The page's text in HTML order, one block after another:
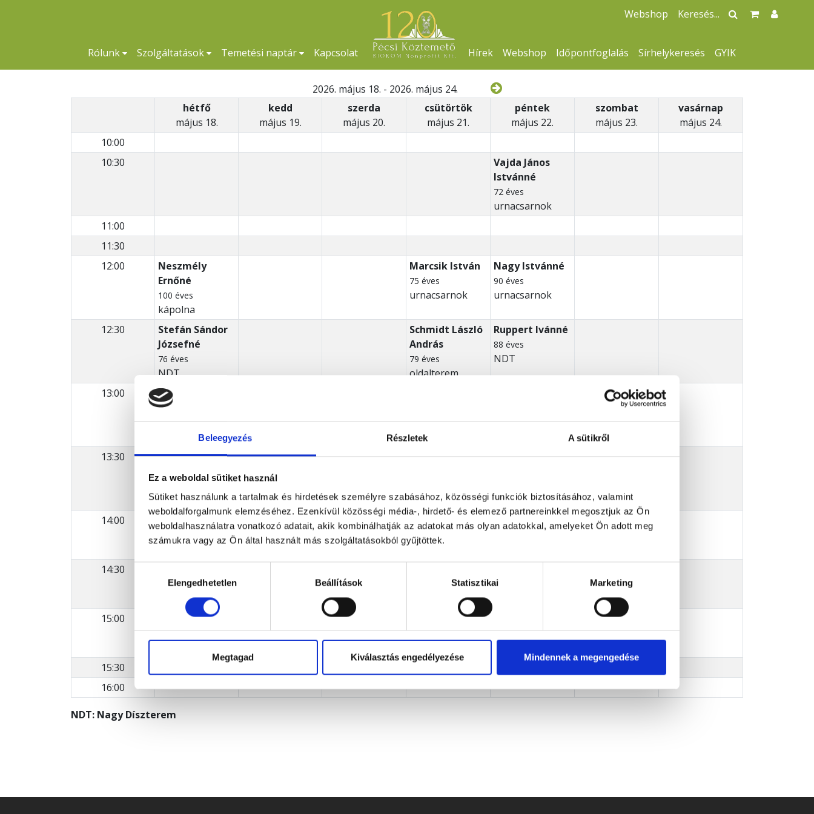
Beleegyezés Részletek A sütikről
Ez a weboldal sütiket használ
Sütiket használunk a tartalmak és hirdetések személyre szabásához, közösségi funkciók biztosításához, valamint
weboldalforgalmunk elemzéséhez. Ezenkívül közösségi média-, hirdető- és elemező partnereinkkel megosztjuk az Ön
weboldalhasználatra vonatkozó adatait, akik kombinálhatják az adatokat más olyan adatokkal, amelyeket Ön adott meg
számukra vagy az Ön által használt más szolgáltatásokból gyűjtöttek.
kiválasztásaElengedhetetlen Beállítások Statisztikai Marketing
Megtagad Kiválasztás engedélyezése Mindennek a megengedése
Rólunk Szolgáltatások Temetési naptár Kapcsolat Hírek Webshop Időpontfoglalás Sírhelykeresés GYIK
Webshop
2026. május 18. - 2026. május 24.
hétfő
május 18.
kedd
május 19.
szerda
május 20.
csütörtök
május 21.
péntek
május 22.
szombat
május 23.
vasárnap
május 24.
10:00
10:30
Vajda János
Istvánné
72 éves
urnacsarnok
11:00
11:30
12:00
Neszmély
Ernőné
100 éves
kápolna
Marcsik István
75 éves
urnacsarnok
Nagy Istvánné
90 éves
urnacsarnok
12:30
Stefán Sándor
Józsefné
76 éves
NDT
Schmidt László
András
79 éves
oldalterem
Ruppert Ivánné
88 éves
NDT
13:00
Heisler
Józsefné
72 éves
oldalterem
76 éves
NDT
kápolna
13:30 Pilári Jánosné
81 éves
Nett Ferenc
66 éves
sírhelynél
Balassa Attila
.
Karádi Győző
Székelyi Ferenc
NDT
14:00
Szabó Klára
74 éves
urnacsarnok
Tóth Béláné
88 éves
Horváth István
77 éves
urnacsarnok
Bartók László
86 éves
kápolna
Kincse Jánosné
14:30
67 éves
oldalterem
78 éves
15:00
Dr . Ács Zoltán
93 éves
Kablár Józsefné
94 éves 20 éves
15:30
16:00
NDT: Nagy Díszterem